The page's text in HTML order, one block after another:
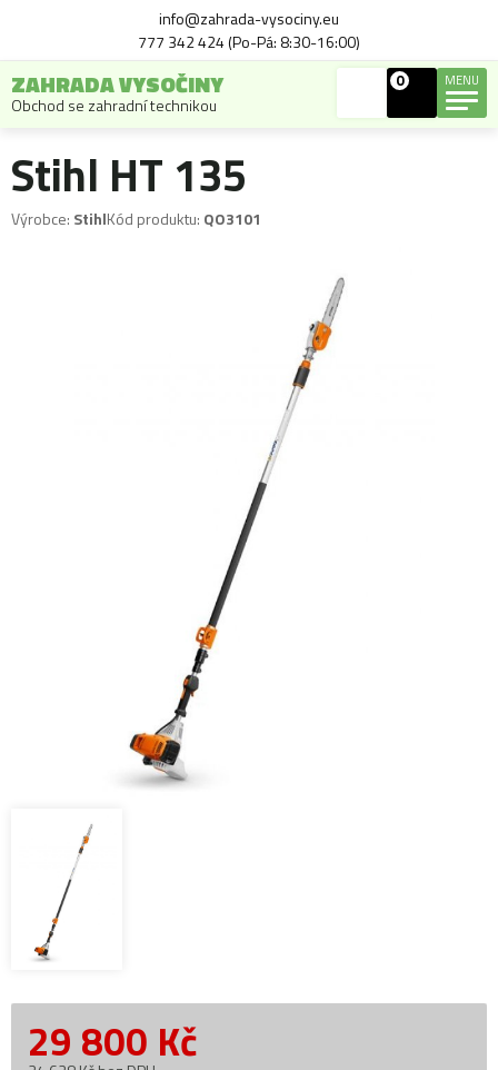
info@zahrada-vysociny.eu
777 342 424 (Po-Pá: 8:30-16:00)
ZAHRADA VYSOČINY
Obchod se zahradní technikou
0 MENU
Stihl HT 135
Výrobce: StihlKód produktu: QO3101
29 800 Kč